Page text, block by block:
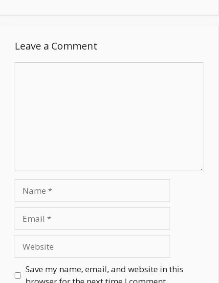
Leave a Comment
Save my name, email, and website in this